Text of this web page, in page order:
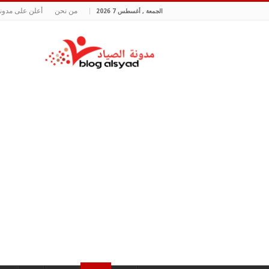
الجمعة , أغسطس 7 2026 من نحن أعلن على